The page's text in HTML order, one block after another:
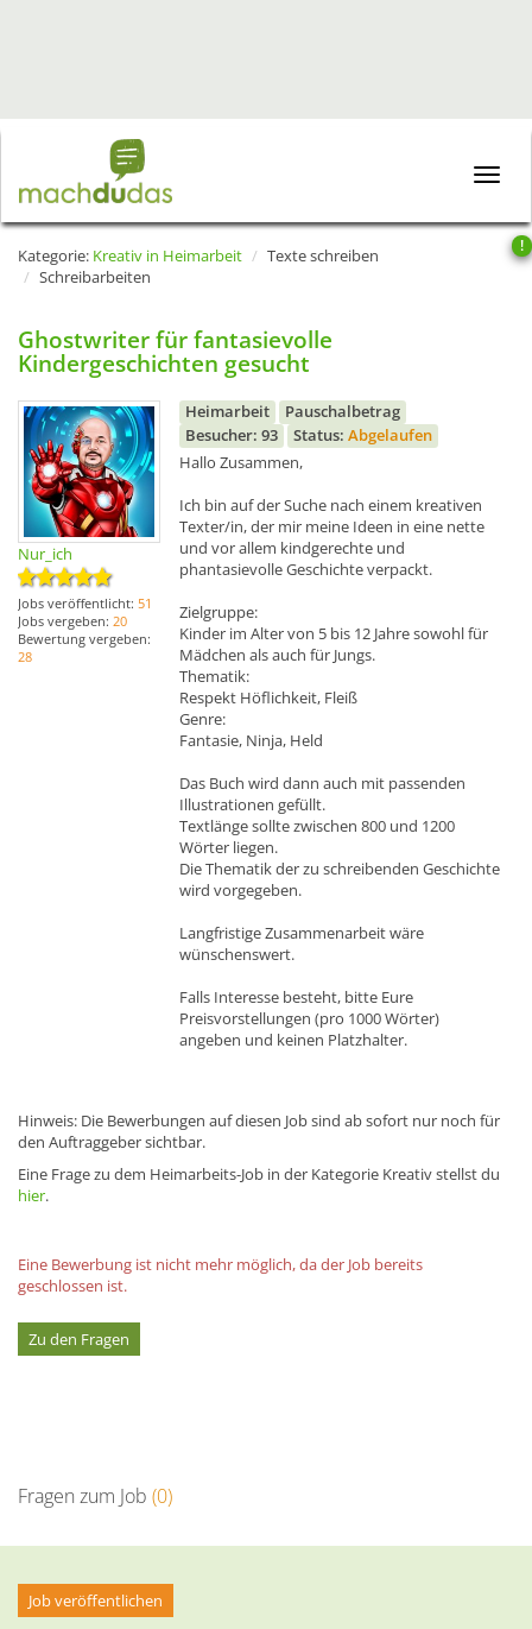
Toggle
!
Kategorie: Kreativ in Heimarbeit
Texte schreiben
Schreibarbeiten
Ghostwriter für fantasievolle
Kindergeschichten gesucht
Nur_ich
Jobs veröffentlicht: 51
Jobs vergeben: 20
Bewertung vergeben:
28
Heimarbeit
Pauschalbetrag
Besucher: 93
Status: Abgelaufen
Hallo Zusammen,
Ich bin auf der Suche nach einem kreativen
Texter/in, der mir meine Ideen in eine nette
und vor allem kindgerechte und
phantasievolle Geschichte verpackt.
Zielgruppe:
Kinder im Alter von 5 bis 12 Jahre sowohl für
Mädchen als auch für Jungs.
Thematik:
Respekt Höflichkeit, Fleiß
Genre:
Fantasie, Ninja, Held
Das Buch wird dann auch mit passenden
Illustrationen gefüllt.
Textlänge sollte zwischen 800 und 1200
Wörter liegen.
Die Thematik der zu schreibenden Geschichte
wird vorgegeben.
Langfristige Zusammenarbeit wäre
wünschenswert.
Falls Interesse besteht, bitte Eure
Preisvorstellungen (pro 1000 Wörter)
angeben und keinen Platzhalter.
Hinweis: Die Bewerbungen auf diesen Job sind ab sofort nur noch für
den Auftraggeber sichtbar.
Eine Frage zu dem Heimarbeits-Job in der Kategorie Kreativ stellst du
hier.
Eine Bewerbung ist nicht mehr möglich, da der Job bereits
geschlossen ist.
Zu den Fragen
Fragen zum Job (0)
Job veröffentlichen